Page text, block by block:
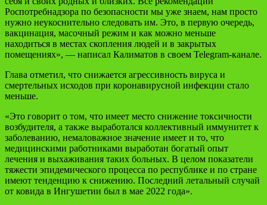
Роспотребнадзора по безопасности мы уже знаем, нам просто
нужно неукоснительно следовать им. Это, в первую очередь,
вакцинация, масочный режим и как можно меньше
находиться в местах скопления людей и в закрытых
помещениях», — написал Калиматов в своем Telegram-канале.
Глава отметил, что снижается агрессивность вируса и
смертельных исходов при коронавирусной инфекции стало
меньше.
«Это говорит о том, что имеет место снижение токсичности
возбудителя, а также выработался коллективный иммунитет к
заболеванию, немаловажное значение имеет и то, что
медицинскими работниками выработан богатый опыт
лечения и выхаживания таких больных. В целом показатели
тяжести эпидемического процесса по республике и по стране
имеют тенденцию к снижению. Последний летальный случай
от ковида в Ингушетии был в мае 2022 года».